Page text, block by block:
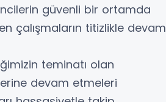
güvenli bir ortamda
çalışmaların titizlikle devam
teminatı olan
devam etmeleri